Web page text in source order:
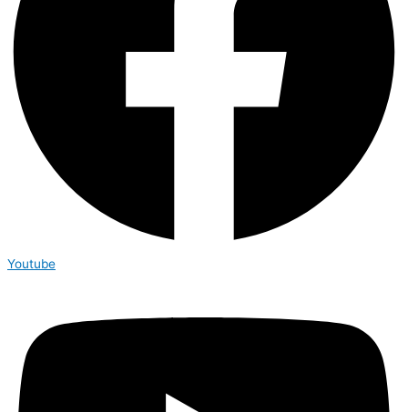
Youtube